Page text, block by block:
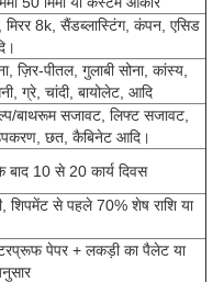
मिरर 8k, सैंडब्लास्टिंग, कंपन, एसिड
ज़िर-पीतल, गुलाबी सोना, कांस्य,
ग्रे, चांदी, बायोलेट, आदि
बाथरूम सजावट, लिफ्ट सजावट,
छत, कैबिनेट आदि।
बाद 10 से 20 कार्य दिवस
शिपमेंट से पहले 70% शेष राशि या
पेपर + लकड़ी का पैलेट या